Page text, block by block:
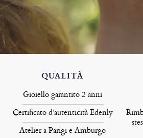
QUALITÀ
Gioiello garantito 2 anni
Certificato d’autenticità Edenly
Atelier a Parigi e Amburgo